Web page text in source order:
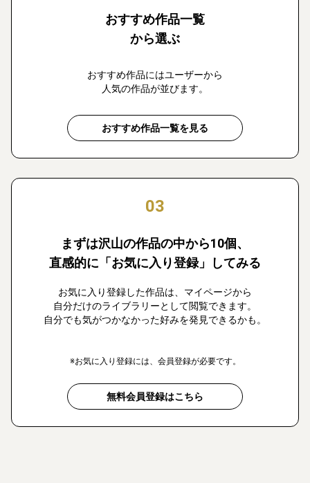
おすすめ作品一覧
から選ぶ
おすすめ作品にはユーザーから
人気の作品が並びます。
おすすめ作品一覧を見る
03
まずは沢山の作品の中から10個、
直感的に「お気に入り登録」してみる
お気に入り登録した作品は、マイページから
自分だけのライブラリーとして閲覧できます。
自分でも気がつかなかった好みを発見できるかも。
※お気に入り登録には、会員登録が必要です。
無料会員登録はこちら